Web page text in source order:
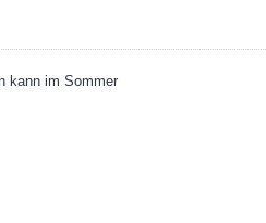
kann im Sommer